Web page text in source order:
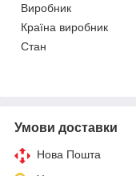
Виробник
Країна виробник
Стан
Умови доставки
Нова Пошта